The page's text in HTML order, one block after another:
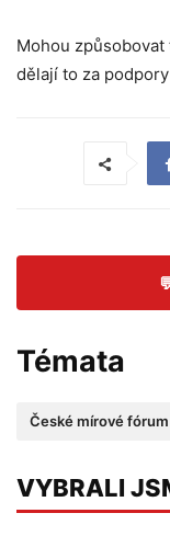
Mohou
dělají to za
Témata
České mírové fórum
VYBRALI